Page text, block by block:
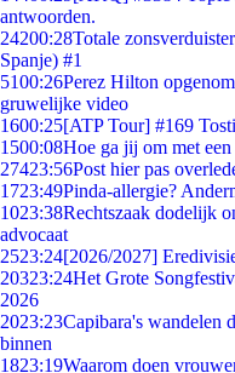
antwoorden.
24200:28Totale
Spanje) #1
5100:26Perez Hilton
gruwelijke video
1600:25[ATP Tour] #169
1500:08Hoe ga jij om met
27423:56Post hier pas
1723:49Pinda-allergie?
1023:38Rechtszaak dodelijk
advocaat
2523:24[2026/2027]
20323:24Het Grote
2026
2023:23Capibara's wandelen
binnen
1823:19Waarom doen